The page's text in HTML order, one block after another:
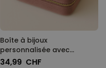
Boîte à bijoux
personnalisée avec
prénom
34,99 CHF